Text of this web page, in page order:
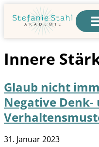
Innere
Glaub nicht
Negative Denk-
31. Januar 2023